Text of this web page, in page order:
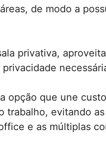
de modo a
privativa,
opção que une
trabalho, evitando
e as múltiplas